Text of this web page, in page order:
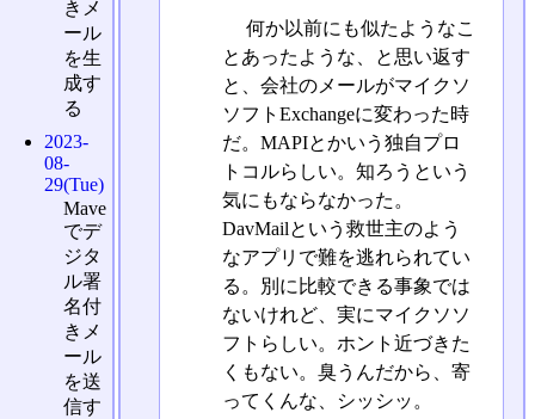
何か以前にも似たようなこ
とあったような、と思い返す
と、会社のメールがマイクソ
ソフトExchangeに変わった時
だ。MAPIとかいう独自プロ
トコルらしい。知ろうという
気にもならなかった。
DavMailという救世主のよう
なアプリで難を逃れられてい
る。別に比較できる事象では
ないけれど、実にマイクソソ
フトらしい。ホント近づきた
くもない。臭うんだから、寄
ってくんな、シッシッ。
きメ
ール
を生
成す
る
2023-
08-
29(Tue)
Mave
でデ
ジタ
ル署
名付
きメ
ール
を送
信す